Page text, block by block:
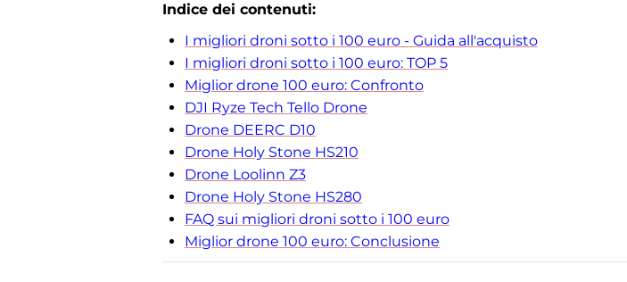
Indice dei contenuti:
I migliori droni sotto i 100 euro - Guida all'acquisto
I migliori droni sotto i 100 euro: TOP 5
Miglior drone 100 euro: Confronto
DJI Ryze Tech Tello Drone
Drone DEERC D10
Drone Holy Stone HS210
Drone Loolinn Z3
Drone Holy Stone HS280
FAQ sui migliori droni sotto i 100 euro
Miglior drone 100 euro: Conclusione